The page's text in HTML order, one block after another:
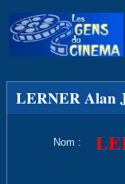
LERNER Alan
Nom :